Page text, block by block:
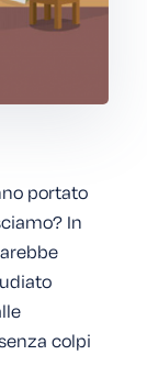
portato
In
colpi